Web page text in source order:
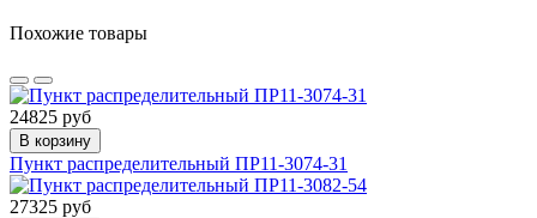
Похожие товары
24825 руб
В корзину
Пункт распределительный ПР11-3074-31
27325 руб